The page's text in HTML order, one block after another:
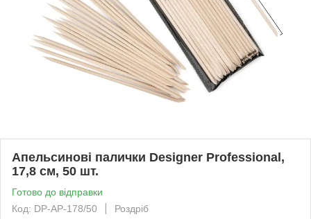
Апельсинові палички Designer Professional,
17,8 см, 50 шт.
Готово до відправки
Код: DP-AP-178/50
Роздріб